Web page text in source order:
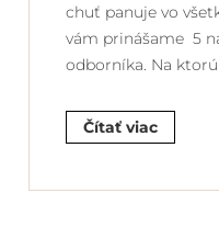
chuť panuje vo
vám prinášame 5
odborníka. Na ktorú
Čítať viac